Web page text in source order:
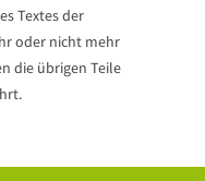
Textes der
oder nicht mehr
die übrigen Teile